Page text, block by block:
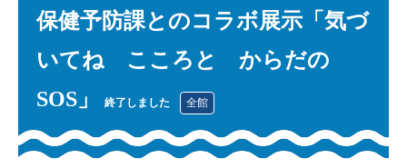
保健予防課とのコラボ展示「気づ
いてね こころと からだの
SOS」
終了しました 全館